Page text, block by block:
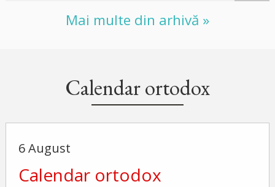
Mai multe din arhivă »
Calendar ortodox
6 August
Calendar ortodox